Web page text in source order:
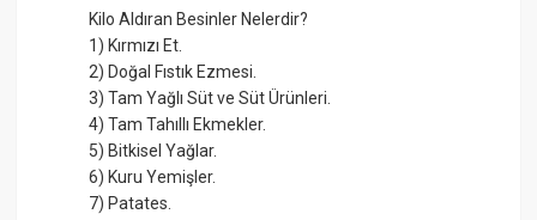
Kilo Aldıran Besinler Nelerdir?
1) Kırmızı Et.
2) Doğal Fıstık Ezmesi.
3) Tam Yağlı Süt ve Süt Ürünleri.
4) Tam Tahıllı Ekmekler.
5) Bitkisel Yağlar.
6) Kuru Yemişler.
7) Patates.